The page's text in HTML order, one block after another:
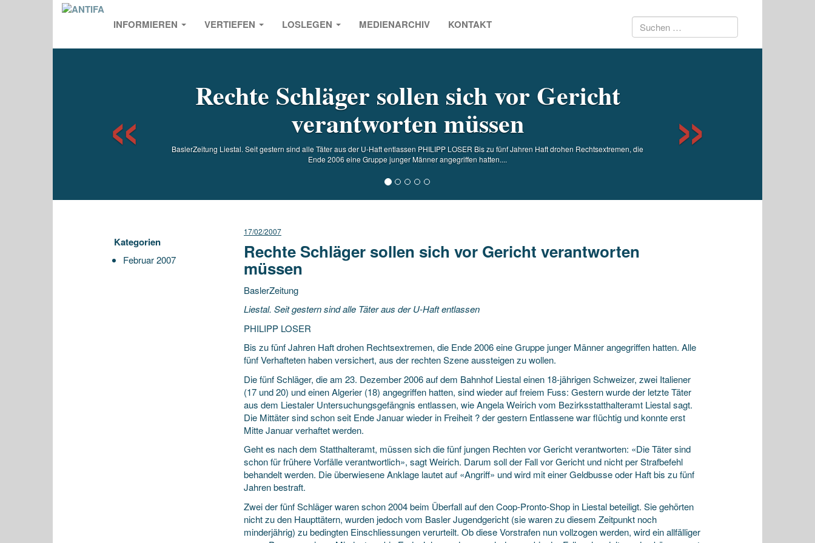
INFORMIEREN VERTIEFEN LOSLEGEN MEDIENARCHIV KONTAKT Suchen
Rechte Schläger sollen sich vor Gericht
verantworten müssen
BaslerZeitung Liestal. Seit gestern sind alle Täter aus der U-Haft entlassen PHILIPP LOSER Bis zu fünf Jahren Haft drohen Rechtsextremen, die
Ende 2006 eine Gruppe junger Männer angegriffen hatten....
Previous
Kategorien
Februar 2007
17/02/2007
Rechte Schläger sollen sich vor Gericht verantworten
müssen
BaslerZeitung
Liestal. Seit gestern sind alle Täter aus der U-Haft entlassen
PHILIPP LOSER
Bis zu fünf Jahren Haft drohen Rechtsextremen, die Ende 2006 eine Gruppe junger Männer angegriffen hatten. Alle
fünf Verhafteten haben versichert, aus der rechten Szene aussteigen zu wollen.
Die fünf Schläger, die am 23. Dezember 2006 auf dem Bahnhof Liestal einen 18-jährigen Schweizer, zwei Italiener
(17 und 20) und einen Algerier (18) angegriffen hatten, sind wieder auf freiem Fuss: Gestern wurde der letzte Täter
aus dem Liestaler Untersuchungsgefängnis entlassen, wie Angela Weirich vom Bezirksstatthalteramt Liestal sagt.
Die Mittäter sind schon seit Ende Januar wieder in Freiheit ? der gestern Entlassene war flüchtig und konnte erst
Mitte Januar verhaftet werden.
Geht es nach dem Statthalteramt, müssen sich die fünf jungen Rechten vor Gericht verantworten: «Die Täter sind
schon für frühere Vorfälle verantwortlich», sagt Weirich. Darum soll der Fall vor Gericht und nicht per Strafbefehl
behandelt werden. Die überwiesene Anklage lautet auf «Angriff» und wird mit einer Geldbusse oder Haft bis zu fünf
Jahren bestraft.
Zwei der fünf Schläger waren schon 2004 beim Überfall auf den Coop-Pronto-Shop in Liestal beteiligt. Sie gehörten
nicht zu den Haupttätern, wurden jedoch vom Basler Jugendgericht (sie waren zu diesem Zeitpunkt noch
minderjährig) zu bedingten Einschliessungen verurteilt. Ob diese Vorstrafen nun vollzogen werden, wird ein allfälliger